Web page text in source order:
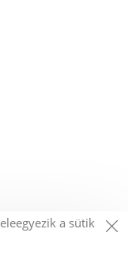
a sütik